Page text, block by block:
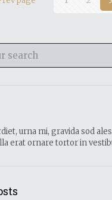
urna mi, gravida sod
erat ornare tortor in